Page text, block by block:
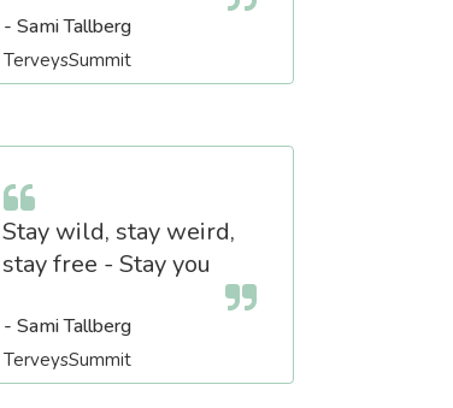
- Sami Tallberg
TerveysSummit
Stay wild, stay weird,
stay free - Stay you
- Sami Tallberg
TerveysSummit